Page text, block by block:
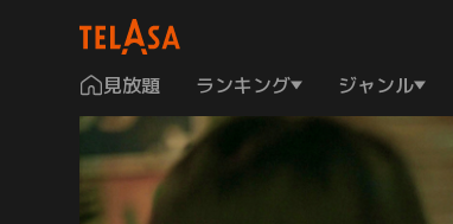
見放題 ランキング ジャンル